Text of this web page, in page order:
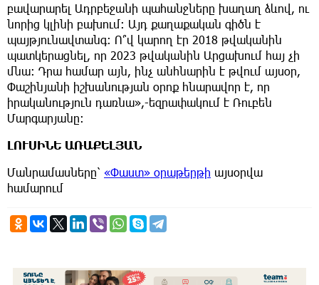
բավարարել Ադրբեջանի պահանջները խաղաղ ձևով, ու
նորից կլինի բախում։ Այդ քաղաքական գիծն է
պայթյունավտանգ։ Ո՞վ կարող էր 2018 թվականին
պատկերացնել, որ 2023 թվականին Արցախում հայ չի
մնա։ Դրա համար այն, ինչ անհնարին է թվում այսօր,
Փաշինյանի իշխանության օրոք հնարավոր է, որ
իրականություն դառնա»,-եզրափակում է Ռուբեն
Մարգարյանը։
ԼՈՒՍԻՆԵ ԱՌԱՔԵԼՅԱՆ
Մանրամասները՝ «Փաստ» օրաթերթի այսօրվա
համարում